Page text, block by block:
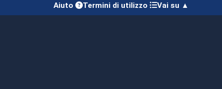
Aiuto Termini di utilizzo Vai su ▲